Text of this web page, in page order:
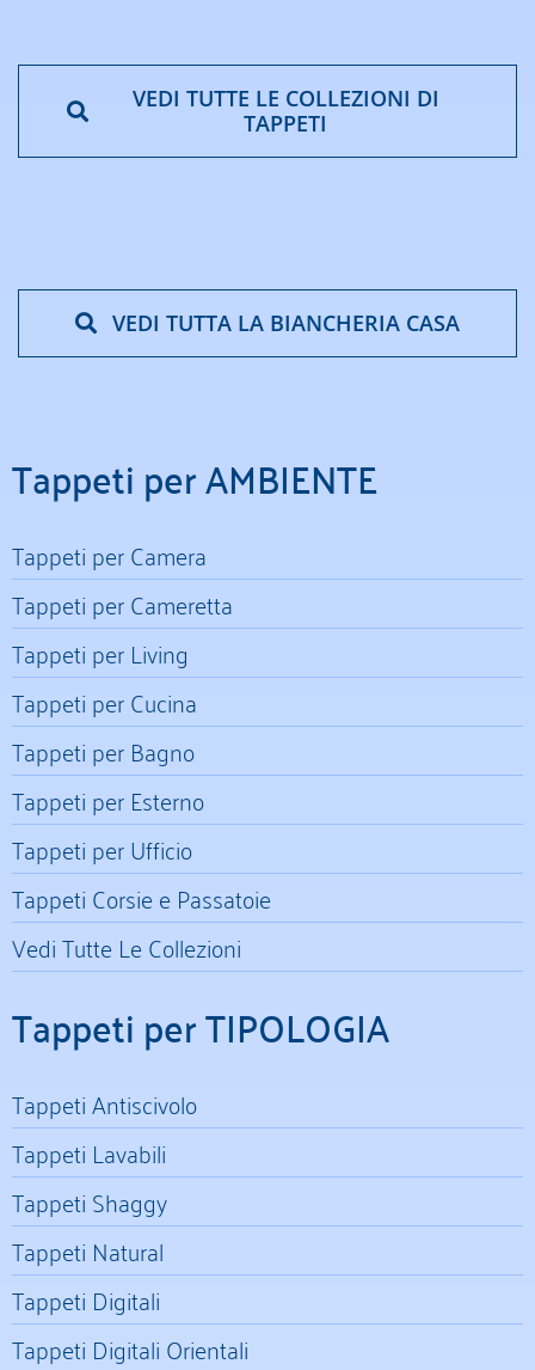
VEDI TUTTE LE COLLEZIONI DI
TAPPETI
VEDI TUTTA LA BIANCHERIA CASA
Tappeti per AMBIENTE
Tappeti per Camera
Tappeti per Cameretta
Tappeti per Living
Tappeti per Cucina
Tappeti per Bagno
Tappeti per Esterno
Tappeti per Ufficio
Tappeti Corsie e Passatoie
Vedi Tutte Le Collezioni
Tappeti per TIPOLOGIA
Tappeti Antiscivolo
Tappeti Lavabili
Tappeti Shaggy
Tappeti Natural
Tappeti Digitali
Tappeti Digitali Orientali